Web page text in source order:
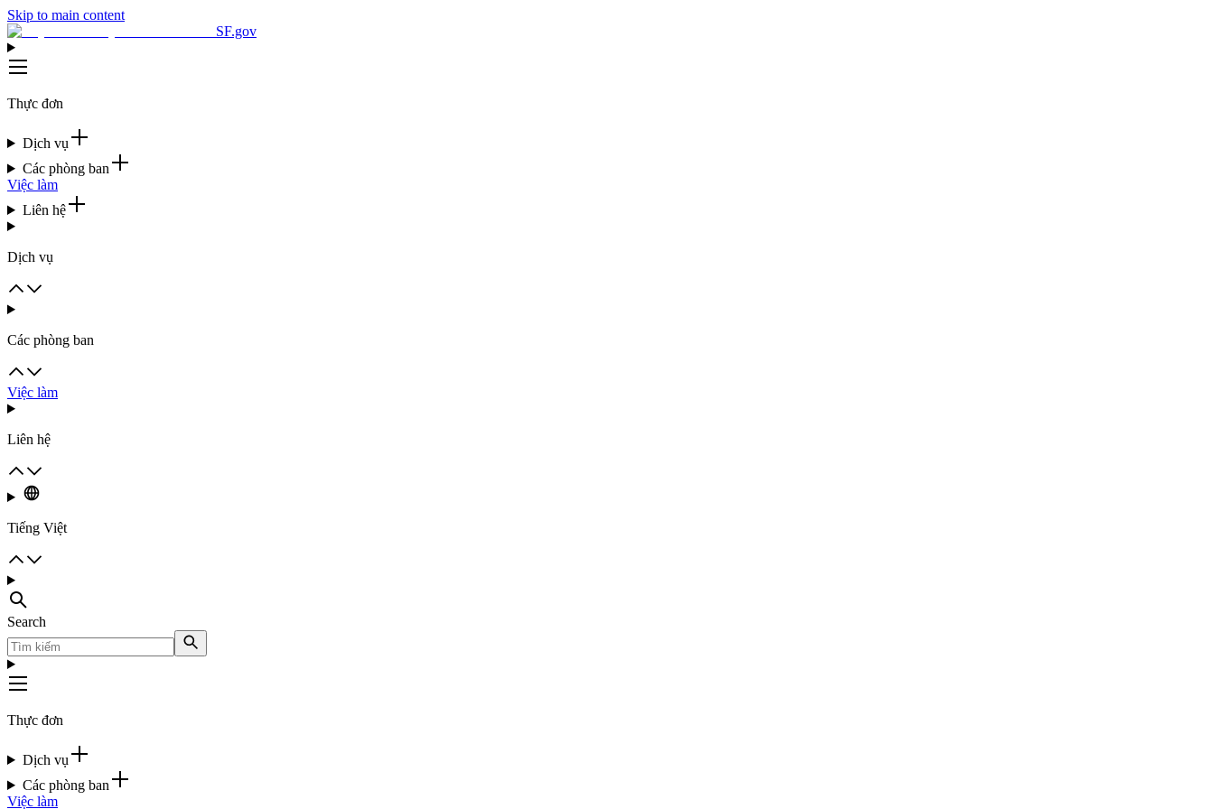
Skip to main content
SF.gov
Thực đơn
Dịch vụ
Các phòng ban
Việc làm
Liên hệ
Dịch vụ
Các phòng ban
Việc làm
Liên hệ
Tiếng Việt
Search
Thực đơn
Dịch vụ
Các phòng ban
Việc làm